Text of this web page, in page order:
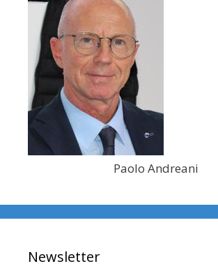
Paolo Andreani
Newsletter